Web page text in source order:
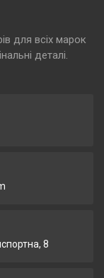
для всіх марок
деталі.
8